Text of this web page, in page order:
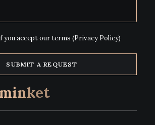
you accept our terms(Privacy Policy)